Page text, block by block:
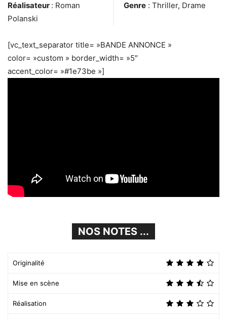
Réalisateur : Roman
Polanski
Genre : Thriller, Drame
[vc_text_separator title= »BANDE ANNONCE »
color= »custom » border_width= »5″
accent_color= »#1e73be »]
NOS NOTES ...
Originalité
Mise en scène
Réalisation